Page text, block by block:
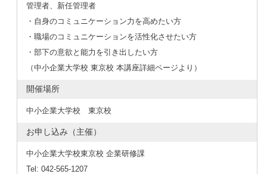
管理者、新任管理者
・自身のコミュニケーション力を高めたい方
・職場のコミュニケーションを活性化させたい方
・部下の意欲と能力を引き出したい方
（中小企業大学校 東京校 本講座詳細ページより）
開催場所
中小企業大学校 東京校
お申し込み（主催）
中小企業大学校東京校 企業研修課
Tel: 042-565-1207